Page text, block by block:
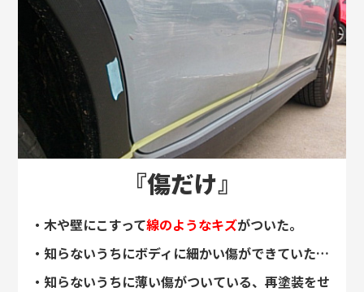
『傷だけ』
・木や壁にこすって線のようなキズがついた。
・知らないうちにボディに細かい傷ができていた…
・知らないうちに薄い傷がついている、再塗装をせ